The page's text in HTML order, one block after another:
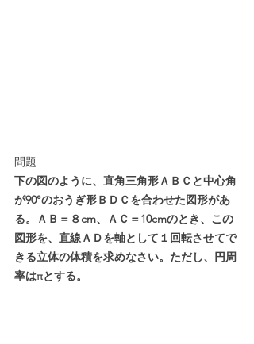
問題
下の図のように、直角三角形ＡＢＣと中心角
が90°のおうぎ形ＢＤＣを合わせた図形があ
る。ＡＢ＝８cm、ＡＣ＝10cmのとき、この
図形を、直線ＡＤを軸として１回転させてで
きる立体の体積を求めなさい。ただし、円周
率はπとする。